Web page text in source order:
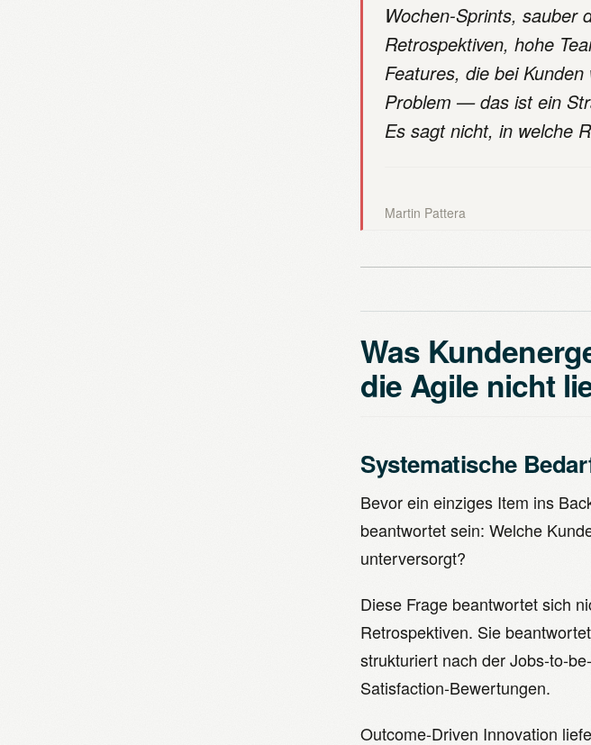
Wochen-Sprints, sauber
Retrospektiven, hohe
Features, die bei
Problem — das ist ein
Es sagt nicht, in welche
Martin Pattera
Was
die Agile nicht
Systematische
Bevor ein einziges Item ins
beantwortet sein: Welche
unterversorgt?
Diese Frage beantwortet sich
Retrospektiven. Sie
strukturiert nach der Jobs-to-
Satisfaction-Bewertungen.
Outcome-Driven Innovation